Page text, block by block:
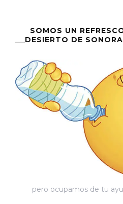
SOMOS UN
DESIERTO DE SONORA
pero ocupamos de tu